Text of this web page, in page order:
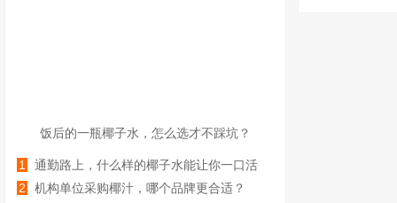
饭后的一瓶椰子水，怎么选才不踩坑？
1
通勤路上，什么样的椰子水能让你一口活
过来？
2
机构单位采购椰汁，哪个品牌更合适？